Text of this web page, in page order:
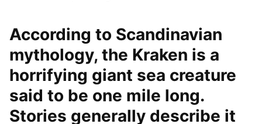
According to Scandinavian
mythology, the Kraken is a
horrifying giant sea creature
said to be one mile long.
Stories generally describe it